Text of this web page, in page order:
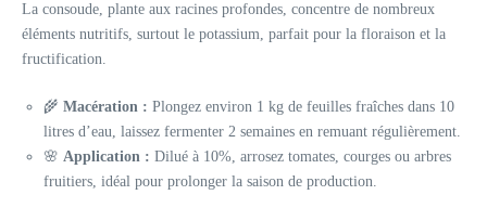
La consoude, plante aux racines profondes, concentre de nombreux
éléments nutritifs, surtout le potassium, parfait pour la floraison et la
fructification.
🌾 Macération : Plongez environ 1 kg de feuilles fraîches dans 10
litres d’eau, laissez fermenter 2 semaines en remuant régulièrement.
🌸 Application : Dilué à 10%, arrosez tomates, courges ou arbres
fruitiers, idéal pour prolonger la saison de production.